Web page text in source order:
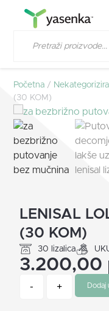
Početna /
(30 KOM)
LENISAL
(30 KOM)
30 lizalica
3.200,00
- + Dodaj